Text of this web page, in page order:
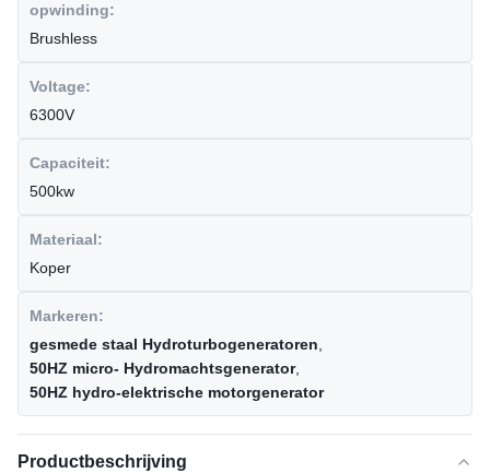
opwinding:
Brushless
Voltage:
6300V
Capaciteit:
500kw
Materiaal:
Koper
Markeren:
gesmede staal Hydroturbogeneratoren
50HZ micro- Hydromachtsgenerator,
50HZ hydro-elektrische motorgenerator
Productbeschrijving